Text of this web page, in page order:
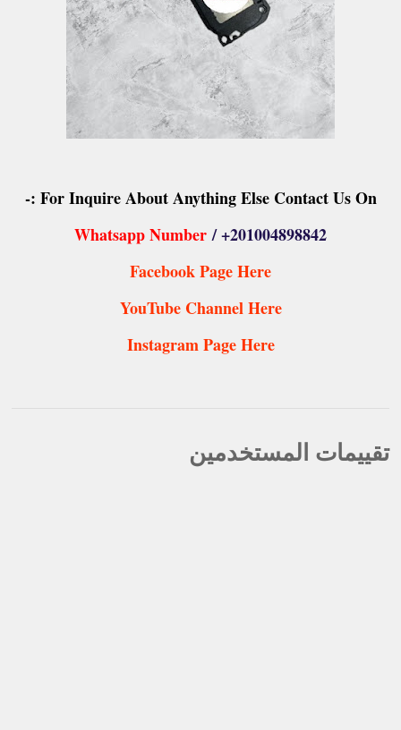
For Inquire About Anything Else Contact Us On :-
Whatsapp Number/ +201004898842
Facebook Page Here
YouTube Channel Here
Instagram Page Here
تقييمات المستخدمين